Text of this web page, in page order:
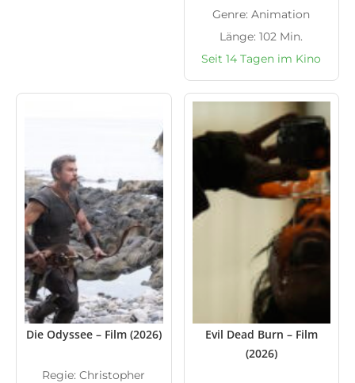
Genre: Animation
Länge: 102 Min.
Seit 14 Tagen im Kino
Die Odyssee – Film (2026)
Regie: Christopher
Evil Dead Burn – Film
(2026)